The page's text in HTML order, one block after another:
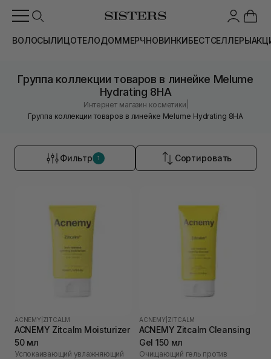
ВОЛОСЫЛИЦОТЕЛОДОММЕРЧНОВИНКИБЕСТСЕЛЛЕРЫ
Группа коллекции товаров в линейке Melume
Hydrating 8HA
Интернет магазин косметики
Группа коллекции товаров в линейке Melume Hydrating 8HA
Фильтр 1 Сортировать
ACNEMY ZITCALM
ACNEMY Zitcalm Moisturizer
50 мл
Успокаивающий увлажняющий
ACNEMY ZITCALM
ACNEMY Zitcalm Cleansing
Gel 150 мл
Очищающий гель против